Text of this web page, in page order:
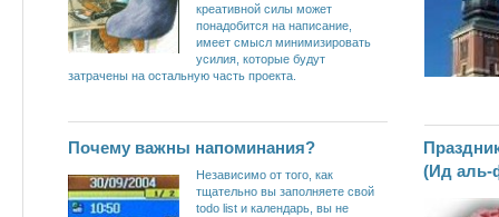
креативной силы может
понадобится на написание,
имеет смысл минимизировать
усилия, которые будут
затрачены на остальную часть проекта.
Почему важны напоминания?
Независимо от того, как
тщательно вы заполняете свой
todo list и календарь, вы не
(Ид аль-